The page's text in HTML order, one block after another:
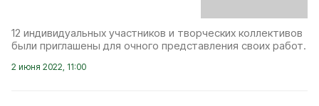
12 индивидуальных участников и творческих коллективов
были приглашены для очного представления своих работ.
2 июня 2022, 11:00